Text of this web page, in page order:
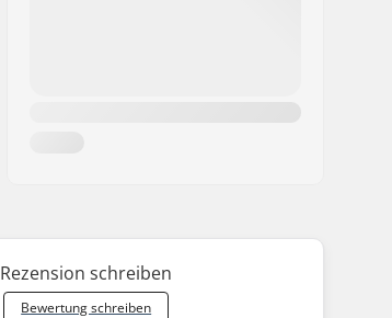
Rezension schreiben
Bewertung schreiben